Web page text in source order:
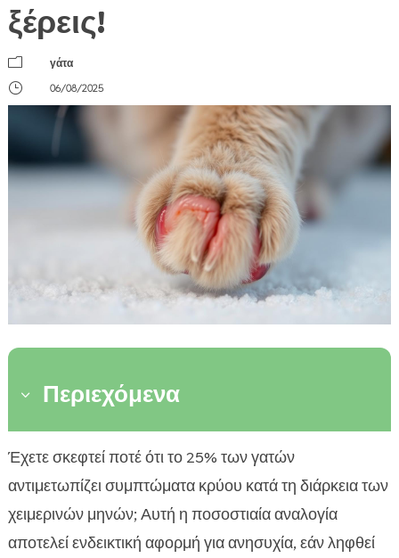
ξέρεις!
m
γάτα
}
06/08/2025
3 Περιεχόμενα
 Τι είναι το κρύο στις γάτες;
 Κοινά συμπτώματα κρύου στη γάτα
 Πώς να μετρήσουμε τη θερμοκρασία της γάτας
μας
Έχετε σκεφτεί ποτέ ότι το 25% των γατών
αντιμετωπίζει συμπτώματα κρύου κατά τη διάρκεια των
χειμερινών μηνών; Αυτή η ποσοστιαία αναλογία
αποτελεί ενδεικτική αφορμή για ανησυχία, εάν ληφθεί